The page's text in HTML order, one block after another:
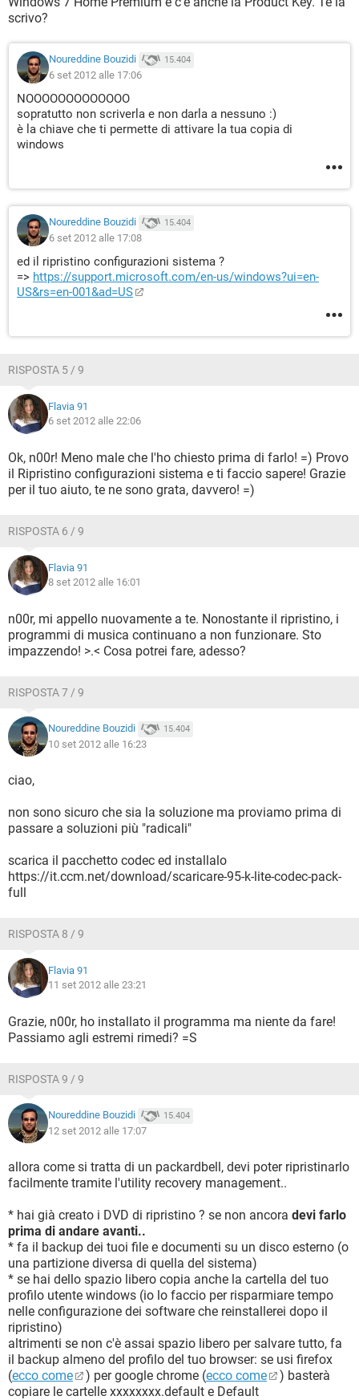
scrivo?
Noureddine Bouzidi 15.404
6 set 2012 alle 17:06
NOOOOOOOOOOOOO
sopratutto non scriverla e non darla a nessuno :)
è la chiave che ti permette di attivare la tua copia di
windows
Noureddine Bouzidi 15.404
6 set 2012 alle 17:08
ed il ripristino configurazioni sistema ?
=> https://support.microsoft.com/en-us/windows?ui=en-
US&rs=en-001&ad=US
RISPOSTA 5 / 9
Flavia 91
6 set 2012 alle 22:06
Ok, n00r! Meno male che l'ho chiesto prima di farlo! =) Provo
il Ripristino configurazioni sistema e ti faccio sapere! Grazie
per il tuo aiuto, te ne sono grata, davvero! =)
RISPOSTA 6 / 9
Flavia 91
8 set 2012 alle 16:01
n00r, mi appello nuovamente a te. Nonostante il ripristino, i
programmi di musica continuano a non funzionare. Sto
impazzendo! >.< Cosa potrei fare, adesso?
RISPOSTA 7 / 9
Noureddine Bouzidi 15.404
10 set 2012 alle 16:23
ciao,
non sono sicuro che sia la soluzione ma proviamo prima di
passare a soluzioni più "radicali"
scarica il pacchetto codec ed installalo
https://it.ccm.net/download/scaricare-95-k-lite-codec-pack-
full
RISPOSTA 8 / 9
Flavia 91
11 set 2012 alle 23:21
Grazie, n00r, ho installato il programma ma niente da fare!
Passiamo agli estremi rimedi? =S
RISPOSTA 9 / 9
Noureddine Bouzidi 15.404
12 set 2012 alle 17:07
allora come si tratta di un packardbell, devi poter ripristinarlo
facilmente tramite l'utility recovery management..
* hai già creato i DVD di ripristino ? se non ancora devi farlo
prima di andare avanti..
* fa il backup dei tuoi file e documenti su un disco esterno (o
una partizione diversa di quella del sistema)
* se hai dello spazio libero copia anche la cartella del tuo
profilo utente windows (io lo faccio per risparmiare tempo
nelle configurazione dei software che reinstallerei dopo il
ripristino)
altrimenti se non c'è assai spazio libero per salvare tutto, fa
il backup almeno del profilo del tuo browser: se usi firefox
(ecco come ) per google chrome (ecco come
) basterà
copiare le cartelle xxxxxxxx.default e Default